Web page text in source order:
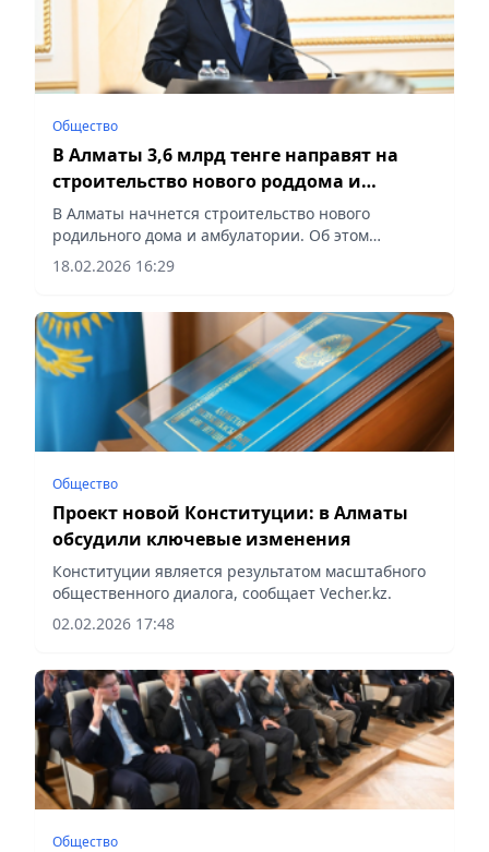
Общество
В Алматы 3,6 млрд тенге направят на
строительство нового роддома и
амбулатории
В Алматы начнется строительство нового
родильного дома и амбулатории. Об этом
сообщил руководитель городского управления
экономики и финансов Бауыржан Кудайбергенов
18.02.2026 16:29
Общество
Проект новой Конституции: в Алматы
обсудили ключевые изменения
Конституции является результатом масштабного
общественного диалога, сообщает Vecher.kz.
02.02.2026 17:48
Общество